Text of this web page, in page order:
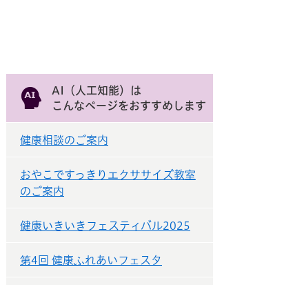
AI（人工知能）は
こんなページをおすすめします
健康相談のご案内
おやこですっきりエクササイズ教室
のご案内
健康いきいきフェスティバル2025
第4回 健康ふれあいフェスタ